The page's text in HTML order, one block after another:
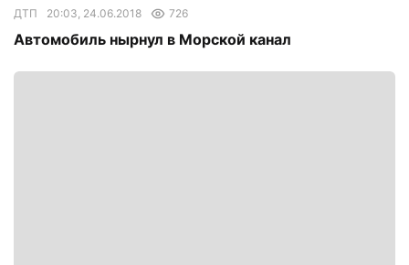
ДТП 20:03, 24.06.2018 726
Автомобиль нырнул в Морской канал